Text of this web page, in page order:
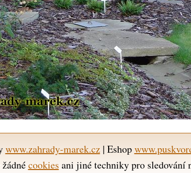
www.zahrady-marek.cz| Eshop
cookies ani jiné techniky pro sledování